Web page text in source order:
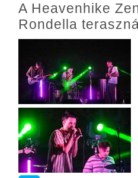
A Heavenhike
Rondella